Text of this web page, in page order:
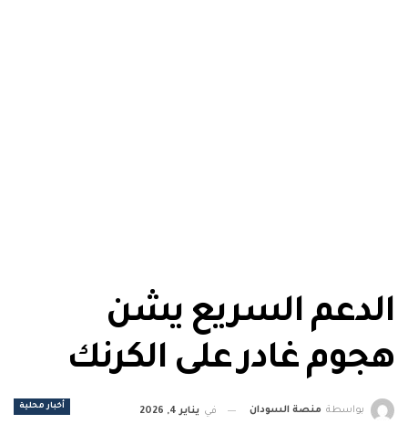
الدعم السريع يشن
هجوم غادر على الكرنك
أخبار محلية بواسطة منصة السودان في يناير 4, 2026